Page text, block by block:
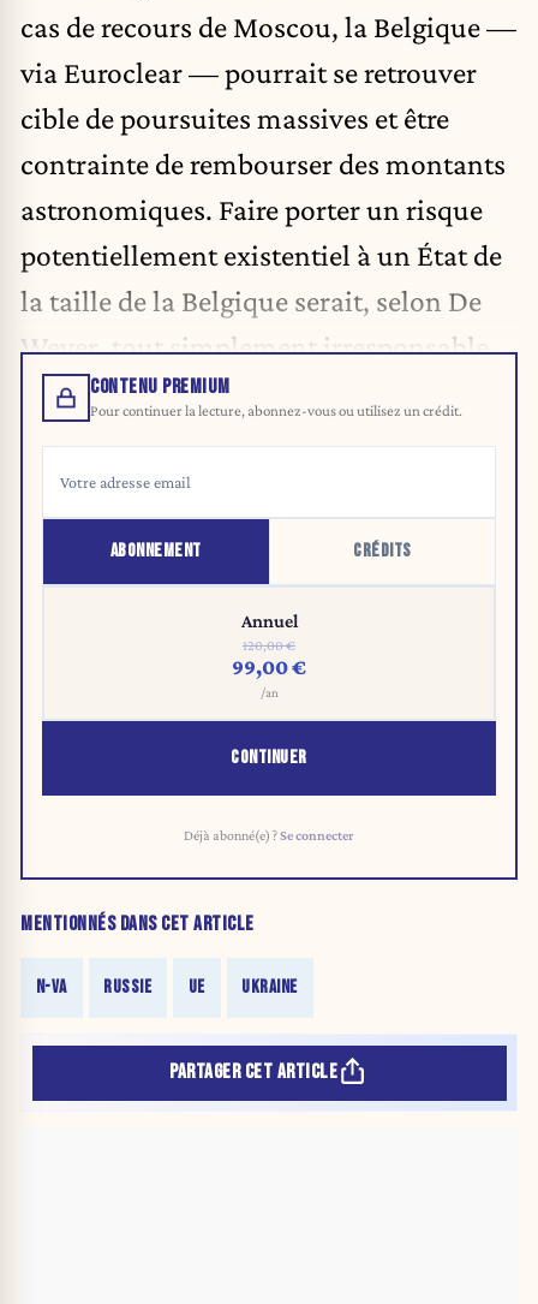
cas de recours de Moscou, la Belgique —
via Euroclear — pourrait se retrouver
cible de poursuites massives et être
contrainte de rembourser des montants
astronomiques. Faire porter un risque
potentiellement existentiel à un État de
la taille de la Belgique serait, selon De
Wever, tout simplement irresponsable.
CONTENU PREMIUM
Pour continuer la lecture, abonnez-vous ou utilisez un crédit.
ABONNEMENT CRÉDITS
Annuel
120,00 €
99,00 €
/an
CONTINUER
Déjà abonné(e) ?Se connecter
MENTIONNÉS DANS CET ARTICLE
N-VA RUSSIE UE UKRAINE
PARTAGER CET ARTICLE